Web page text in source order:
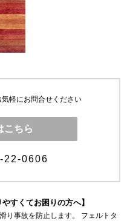
軽にお問合せください
こちら
22-0606
すくてお困りの方へ】
り事故を防止します。 フェルトタ